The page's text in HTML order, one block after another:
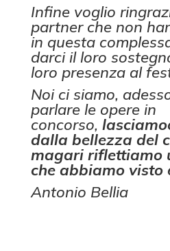
Infine voglio
partner che non
in questa
darci il loro
loro presenza al
Noi ci siamo,
parlare le opere in
concorso,
dalla bellezza del
magari riflettiamo
che abbiamo visto
Antonio Bellia